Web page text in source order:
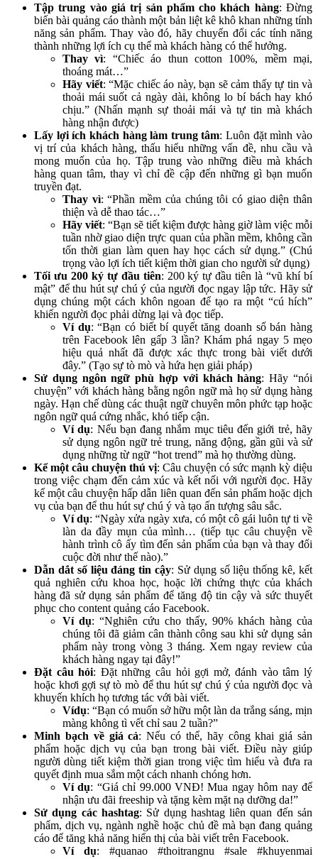
Tập trung vào giá trị sản phẩm cho khách hàng: Đừng
biến bài quảng cáo thành một bản liệt kê khô khan những tính
năng sản phẩm. Thay vào đó, hãy chuyển đổi các tính năng
thành những lợi ích cụ thể mà khách hàng có thể hưởng.
Thay vì: “Chiếc áo thun cotton 100%, mềm mại,
thoáng mát…”
Hãy viết: “Mặc chiếc áo này, bạn sẽ cảm thấy tự tin và
thoải mái suốt cả ngày dài, không lo bí bách hay khó
chịu.” (Nhấn mạnh sự thoải mái và tự tin mà khách
hàng nhận được)
Lấy lợi ích khách hàng làm trung tâm: Luôn đặt mình vào
vị trí của khách hàng, thấu hiểu những vấn đề, nhu cầu và
mong muốn của họ. Tập trung vào những điều mà khách
hàng quan tâm, thay vì chỉ đề cập đến những gì bạn muốn
truyền đạt.
Thay vì: “Phần mềm của chúng tôi có giao diện thân
thiện và dễ thao tác…”
Hãy viết: “Bạn sẽ tiết kiệm được hàng giờ làm việc mỗi
tuần nhờ giao diện trực quan của phần mềm, không cần
tốn thời gian làm quen hay học cách sử dụng.” (Chú
trọng vào lợi ích tiết kiệm thời gian cho người sử dụng)
Tối ưu 200 ký tự đầu tiên: 200 ký tự đầu tiên là “vũ khí bí
mật” để thu hút sự chú ý của người đọc ngay lập tức. Hãy sử
dụng chúng một cách khôn ngoan để tạo ra một “cú hích”
khiến người đọc phải dừng lại và đọc tiếp.
Ví dụ: “Bạn có biết bí quyết tăng doanh số bán hàng
trên Facebook lên gấp 3 lần? Khám phá ngay 5 mẹo
hiệu quả nhất đã được xác thực trong bài viết dưới
đây.” (Tạo sự tò mò và hứa hẹn giải pháp)
Sử dụng ngôn ngữ phù hợp với khách hàng: Hãy “nói
chuyện” với khách hàng bằng ngôn ngữ mà họ sử dụng hàng
ngày. Hạn chế dùng các thuật ngữ chuyên môn phức tạp hoặc
ngôn ngữ quá cứng nhắc, khó tiếp cận.
Ví dụ: Nếu bạn đang nhắm mục tiêu đến giới trẻ, hãy
sử dụng ngôn ngữ trẻ trung, năng động, gần gũi và sử
dụng những từ ngữ “hot trend” mà họ thường dùng.
Kể một câu chuyện thú vị: Câu chuyện có sức mạnh kỳ diệu
trong việc chạm đến cảm xúc và kết nối với người đọc. Hãy
kể một câu chuyện hấp dẫn liên quan đến sản phẩm hoặc dịch
vụ của bạn để thu hút sự chú ý và tạo ấn tượng sâu sắc.
Ví dụ: “Ngày xửa ngày xưa, có một cô gái luôn tự ti về
làn da đầy mụn của mình… (tiếp tục câu chuyện về
hành trình cô ấy tìm đến sản phẩm của bạn và thay đổi
cuộc đời như thế nào).”
Dẫn dắt số liệu đáng tin cậy: Sử dụng số liệu thống kê, kết
quả nghiên cứu khoa học, hoặc lời chứng thực của khách
hàng đã sử dụng sản phẩm để tăng độ tin cậy và sức thuyết
phục cho content quảng cáo Facebook.
Ví dụ: “Nghiên cứu cho thấy, 90% khách hàng của
chúng tôi đã giảm cân thành công sau khi sử dụng sản
phẩm này trong vòng 3 tháng. Xem ngay review của
khách hàng ngay tại đây!”
Đặt câu hỏi: Đặt những câu hỏi gợi mở, đánh vào tâm lý
hoặc khơi gợi sự tò mò để thu hút sự chú ý của người đọc và
khuyến khích họ tương tác với bài viết.
Vídụ: “Bạn có muốn sở hữu một làn da trắng sáng, mịn
màng không tì vết chỉ sau 2 tuần?”
Minh bạch về giá cả: Nếu có thể, hãy công khai giá sản
phẩm hoặc dịch vụ của bạn trong bài viết. Điều này giúp
người dùng tiết kiệm thời gian trong việc tìm hiểu và đưa ra
quyết định mua sắm một cách nhanh chóng hơn.
Ví dụ: “Giá chỉ 99.000 VNĐ! Mua ngay hôm nay để
nhận ưu đãi freeship và tặng kèm mặt nạ dưỡng da!”
Sử dụng các hashtag: Sử dụng hashtag liên quan đến sản
phẩm, dịch vụ, ngành nghề hoặc chủ đề mà bạn đang quảng
cáo để tăng khả năng hiển thị của bài viết trên Facebook.
Ví dụ: #quanao #thoitrangnu #sale #khuyenmai